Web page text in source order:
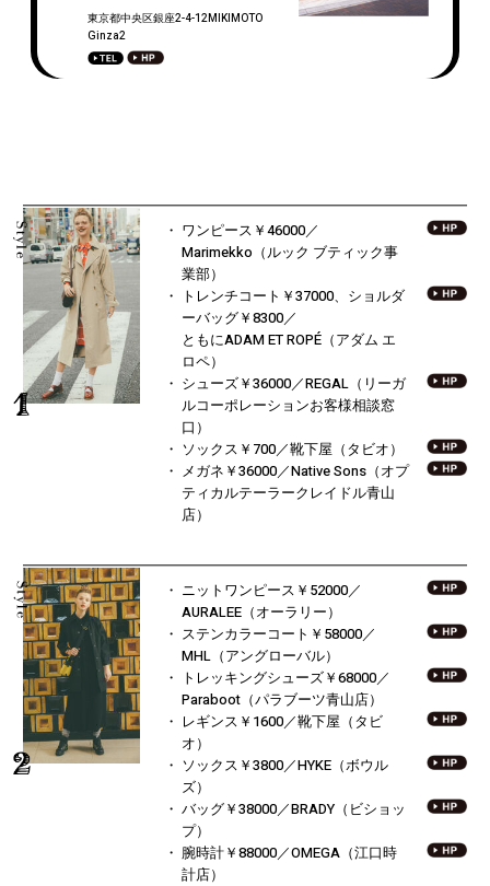
東京都中央区銀座2-4-12MIKIMOTO
Ginza2
ワンピース￥46000／
Marimekko（ルック ブティック事
業部）
トレンチコート￥37000、 ショルダ
ーバッグ￥8300／
ともにADAM ET ROPÉ（アダム エ
ロペ）
シューズ￥36000／REGAL （リーガ
ルコーポレーションお客様相談窓
口）
ソックス￥700／靴下屋（タビオ）
メガネ￥36000／Native Sons （オプ
ティカルテーラークレイドル青山
店）
ニットワンピース￥52000／
AURALEE（オーラリー）
ステンカラーコート￥58000／
MHL（アングローバル）
トレッキングシューズ￥68000／
Paraboot（パラブーツ青山店）
レギンス￥1600／靴下屋（タビ
オ）
ソックス￥3800／HYKE（ボウル
ズ）
バッグ￥38000／BRADY（ビショッ
プ）
腕時計￥88000／OMEGA（江口時
計店）